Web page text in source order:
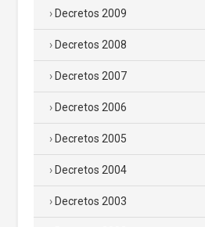
Decretos 2009
Decretos 2008
Decretos 2007
Decretos 2006
Decretos 2005
Decretos 2004
Decretos 2003